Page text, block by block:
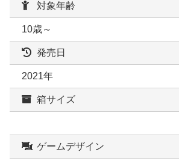
対象年齢
10歳～
発売日
2021年
箱サイズ
ゲームデザイン